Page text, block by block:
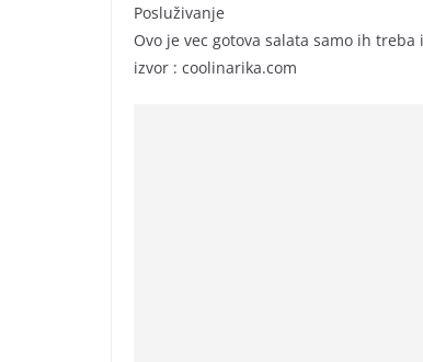
Posluživanje
Ovo je vec gotova salata samo ih
izvor : coolinarika.com